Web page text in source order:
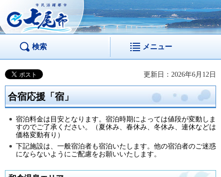
市民活躍都市 七尾
市
検索 メニュー
更新日：2026年6月12日
合宿応援「宿」
宿泊料金は目安となります。宿泊時期によっては値段が変動しま
すのでご了承ください。（夏休み、春休み、冬休み、連休などは
価格変動有り）
下記施設は、一般宿泊者も宿泊いたします。他の宿泊者のご迷惑
にならないようにご配慮をお願いいたします。